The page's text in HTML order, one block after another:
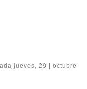
jueves, 29 | octubre